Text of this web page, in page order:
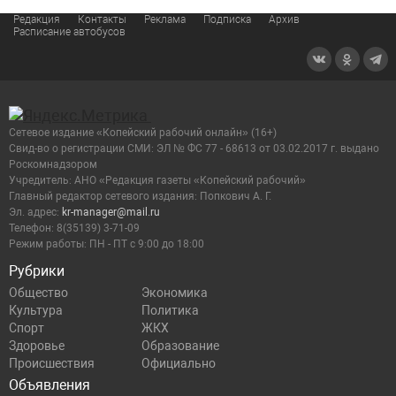
Редакция Контакты Реклама Подписка
Архив
Расписание автобусов
Рубрики
Общество
Экономика
Культура
Политика
Спорт
ЖКХ
Здоровье
Образование
Происшествия
Официально
Объявления
Сетевое издание «Копейский рабочий онлайн» (16+)
Cвид-во о регистрации СМИ: ЭЛ № ФС 77 - 68613 от 03.02.2017 г. выдано
Роскомнадзором
Учредитель: АНО «Редакция газеты «Копейский рабочий»
Главный редактор сетевого издания: Попкович А. Г.
Эл. адрес: kr-manager@mail.ru
Телефон: 8(35139) 3-71-09
Режим работы: ПН - ПТ с 9:00 до 18:00